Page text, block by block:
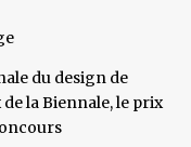
du design de
la Biennale, le prix